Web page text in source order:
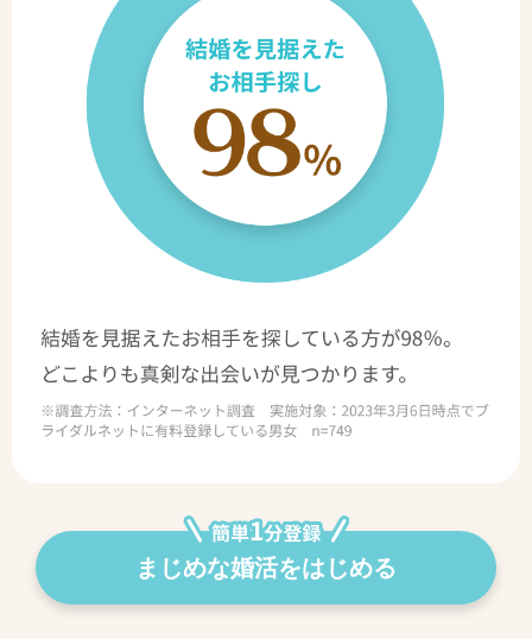
まじめな婚活をはじめる